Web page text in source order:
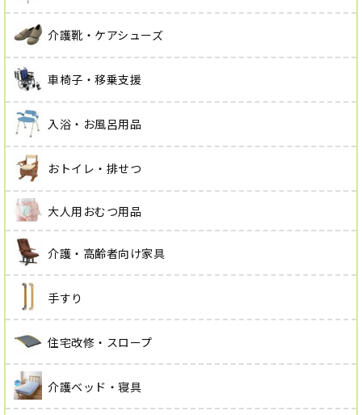
介護靴・ケアシューズ
車椅子・移乗支援
入浴・お風呂用品
おトイレ・排せつ
大人用おむつ用品
介護・高齢者向け家具
手すり
住宅改修・スロープ
介護ベッド・寝具